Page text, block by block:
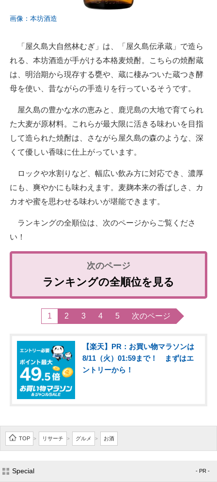
画像：本坊酒造
「屋久島大自然林むぎ」は、「屋久島伝承蔵」で造ら
れる、本坊酒造が手がける本格麦焼酎。こちらの焼酎蔵
は、明治期から現存する甕や、蔵に棲みついた蔵つき酵
母を使い、昔ながらの手造りを行っているそうです。
屋久島の豊かな水の恵みと、鹿児島の大地で育てられ
た大麦が原材料。これらが最大限に活きる味わいを目指
して造られた焼酎は、さながら屋久島の森のような、深
くて優しい香味に仕上がっています。
ロックや水割りなど、幅広い飲み方に対応でき、濃厚
にも、爽やかにも味わえます。麦麹本来の香ばしさ、カ
カオや蜜を思わせる味わいが堪能できます。
ランキングの全順位は、次のページからご覧くださ
い！
ランキングの全順位を見る
1 2 3 4 5 次のページ
【楽天】PR：お買い物マラソンは
8/11（火）01:59まで！ まずはエ
ントリーから！
TOP > リサーチ > グルメ > お酒
Special - PR -